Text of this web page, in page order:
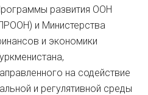
развития ООН
и Министерства
и экономики
на содействие
и регулятивной среды